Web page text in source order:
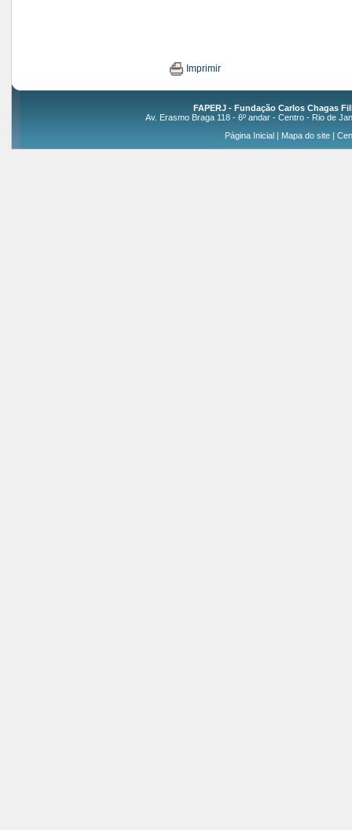
Imprimir
FAPERJ - Fundação Carlos Chagas
Av. Erasmo Braga 118 - 6º andar - Centro - Rio de
Página Inicial| Mapa do site|